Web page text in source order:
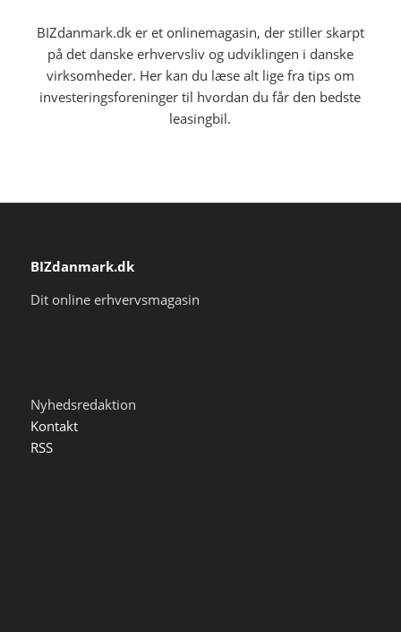
BIZdanmark.dk er et onlinemagasin, der stiller skarpt
på det danske erhvervsliv og udviklingen i danske
virksomheder. Her kan du læse alt lige fra tips om
investeringsforeninger til hvordan du får den bedste
leasingbil.
BIZdanmark.dk
Dit online erhvervsmagasin
Nyhedsredaktion
Kontakt
RSS